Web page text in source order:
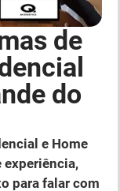
de
do
e Home
experiência,
para falar com